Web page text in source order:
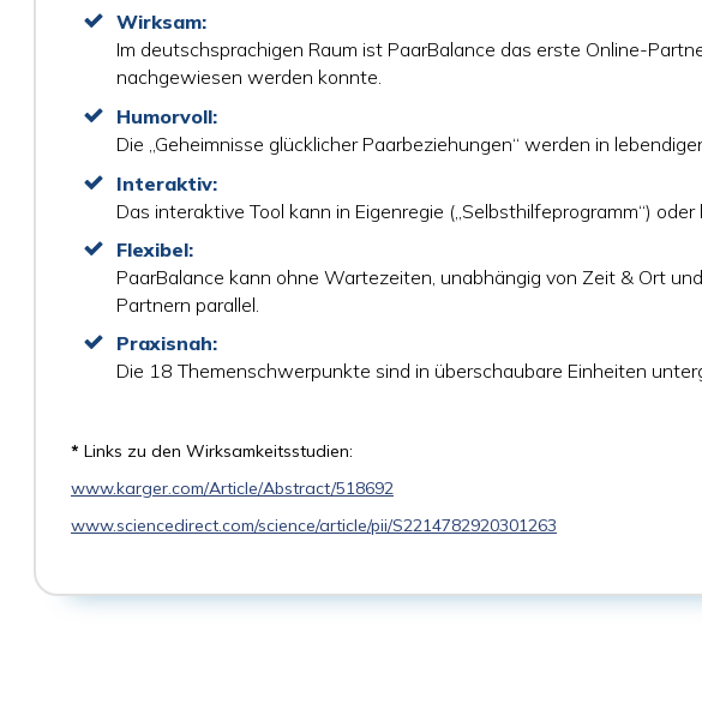
Wirksam:
Im deutschsprachigen Raum ist PaarBalance das erste Online-
nachgewiesen werden konnte.
Humorvoll:
Die „Geheimnisse glücklicher Paarbeziehungen“ werden in
Interaktiv:
Das interaktive Tool kann in Eigenregie („Selbsthilfeprogramm“)
Flexibel:
PaarBalance kann ohne Wartezeiten, unabhängig von Zeit & Ort
Partnern parallel.
Praxisnah:
Die 18 Themenschwerpunkte sind in überschaubare Einheiten
* Links zu den Wirksamkeitsstudien:
www.karger.com/Article/Abstract/518692
www.sciencedirect.com/science/article/pii/S2214782920301263